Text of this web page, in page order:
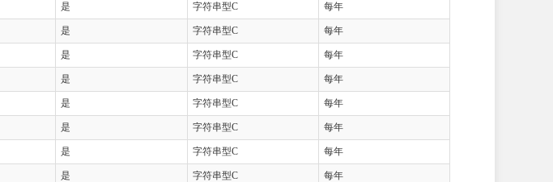
是 字符串型C 每年
是 字符串型C 每年
是 字符串型C 每年
是 字符串型C 每年
是 字符串型C 每年
是 字符串型C 每年
是 字符串型C 每年
是 字符串型C 每年